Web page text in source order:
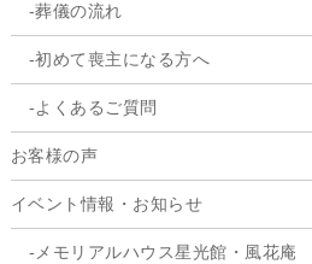
葬儀の流れ
初めて喪主になる方へ
よくあるご質問
お客様の声
イベント情報・お知らせ
メモリアルハウス星光館・風花庵